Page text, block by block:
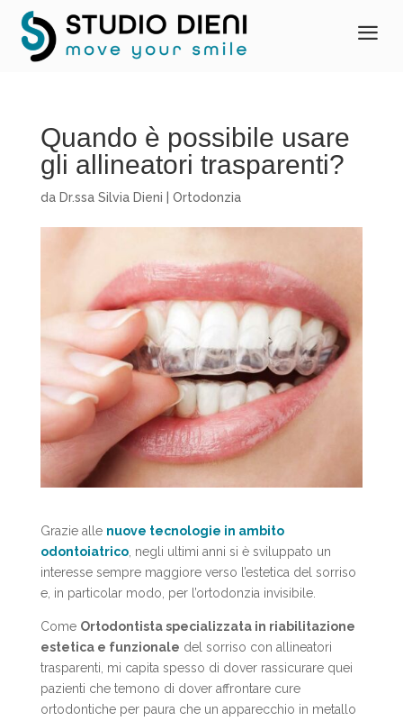
a
Quando è possibile usare
gli allineatori trasparenti?
da Dr.ssa Silvia Dieni Ortodonzia
Grazie alle nuove tecnologie in ambito
odontoiatrico, negli ultimi anni si è sviluppato un
interesse sempre maggiore verso l’estetica del sorriso
e, in particolar modo, per l’ortodonzia invisibile.
Come Ortodontista specializzata in riabilitazione
estetica e funzionale del sorriso con allineatori
trasparenti, mi capita spesso di dover rassicurare quei
pazienti che temono di dover affrontare cure
ortodontiche per paura che un apparecchio in metallo